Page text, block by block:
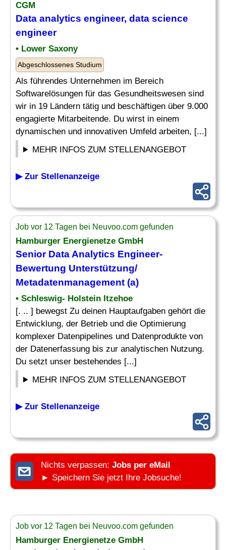
CGM
Data analytics engineer, data science
engineer
• Lower Saxony
Abgeschlossenes Studium
Als führendes Unternehmen im Bereich
Softwarelösungen für das Gesundheitswesen sind
wir in 19 Ländern tätig und beschäftigen über 9.000
engagierte Mitarbeitende. Du wirst in einem
dynamischen und innovativen Umfeld arbeiten, [...]
MEHR INFOS ZUM STELLENANGEBOT
▶ Zur Stellenanzeige
Job vor 12 Tagen bei Neuvoo.com gefunden
Hamburger Energienetze GmbH
Senior Data Analytics Engineer-
Bewertung Unterstützung/
Metadatenmanagement (a)
• Schleswig- Holstein Itzehoe
[. .. ] bewegst Zu deinen Hauptaufgaben gehört die
Entwicklung, der Betrieb und die Optimierung
komplexer Datenpipelines und Datenprodukte von
der Datenerfassung bis zur analytischen Nutzung.
Du setzt unser bestehendes [...]
MEHR INFOS ZUM STELLENANGEBOT
▶ Zur Stellenanzeige
Nichts verpassen: Jobs per eMail
► Speichern Sie jetzt Ihre Jobsuche!
Job vor 12 Tagen bei Neuvoo.com gefunden
Hamburger Energienetze GmbH